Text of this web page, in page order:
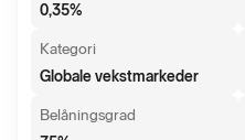
0,35%
Kategori
Globale vekstmarkeder
Belåningsgrad